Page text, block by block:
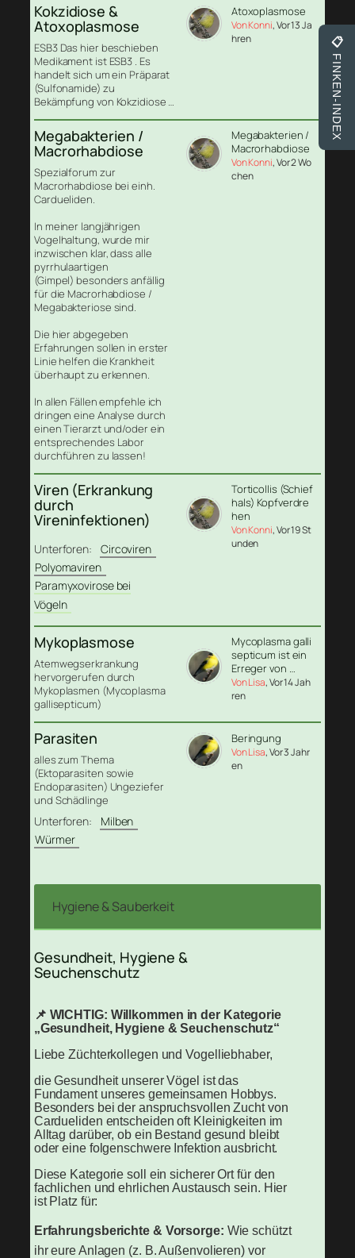
Kokzidiose &
Atoxoplasmose
ESB3 Das hier beschieben
Medikament ist ESB3 . Es
handelt sich um ein Präparat
(Sulfonamide) zu
Bekämpfung von Kokzidiose …
Atoxoplasmose
Von Konni, Vor 13 Ja
hren
Megabakterien /
Macrorhabdiose
Spezialforum zur
Macrorhabdiose bei einh.
Cardueliden.
In meiner langjährigen
Vogelhaltung, wurde mir
inzwischen klar, dass alle
pyrrhulaartigen
(Gimpel) besonders anfällig
für die Macrorhabdiose /
Megabakteriose sind.
Die hier abgegeben
Erfahrungen sollen in erster
Linie helfen die Krankheit
überhaupt zu erkennen.
In allen Fällen empfehle ich
dringen eine Analyse durch
einen Tierarzt und/oder ein
entsprechendes Labor
durchführen zu lassen!
Megabakterien /
Macrorhabdiose
Von Konni, Vor 2 Wo
chen
Viren (Erkrankung
durch
Vireninfektionen)
Unterforen:
Circoviren
Polyomaviren
Paramyxovirose bei
Vögeln
Torticollis (Schief
hals) Kopfverdre
hen
Von Konni, Vor 19 St
unden
Mykoplasmose
Atemwegserkrankung
hervorgerufen durch
Mykoplasmen (Mycoplasma
gallisepticum)
Mycoplasma galli
septicum ist ein
Erreger von …
Von Lisa, Vor 14 Jah
ren
Parasiten
alles zum Thema
(Ektoparasiten sowie
Endoparasiten) Ungeziefer
und Schädlinge
Unterforen:
Milben
Würmer
Beringung
Von Lisa, Vor 3 Jahr
en
Hygiene & Sauberkeit
Gesundheit, Hygiene &
Seuchenschutz
📌 WICHTIG: Willkommen in der Kategorie
„Gesundheit, Hygiene & Seuchenschutz“
Liebe Züchterkollegen und Vogelliebhaber,
die Gesundheit unserer Vögel ist das
Fundament unseres gemeinsamen Hobbys.
Besonders bei der anspruchsvollen Zucht von
Cardueliden entscheiden oft Kleinigkeiten im
Alltag darüber, ob ein Bestand gesund bleibt
oder eine folgenschwere Infektion ausbricht.
Diese Kategorie soll ein sicherer Ort für den
fachlichen und ehrlichen Austausch sein. Hier
ist Platz für:
Erfahrungsberichte & Vorsorge: Wie schützt
ihr eure Anlagen (z. B. Außenvolieren) vor
📋
FINKEN-INDEX